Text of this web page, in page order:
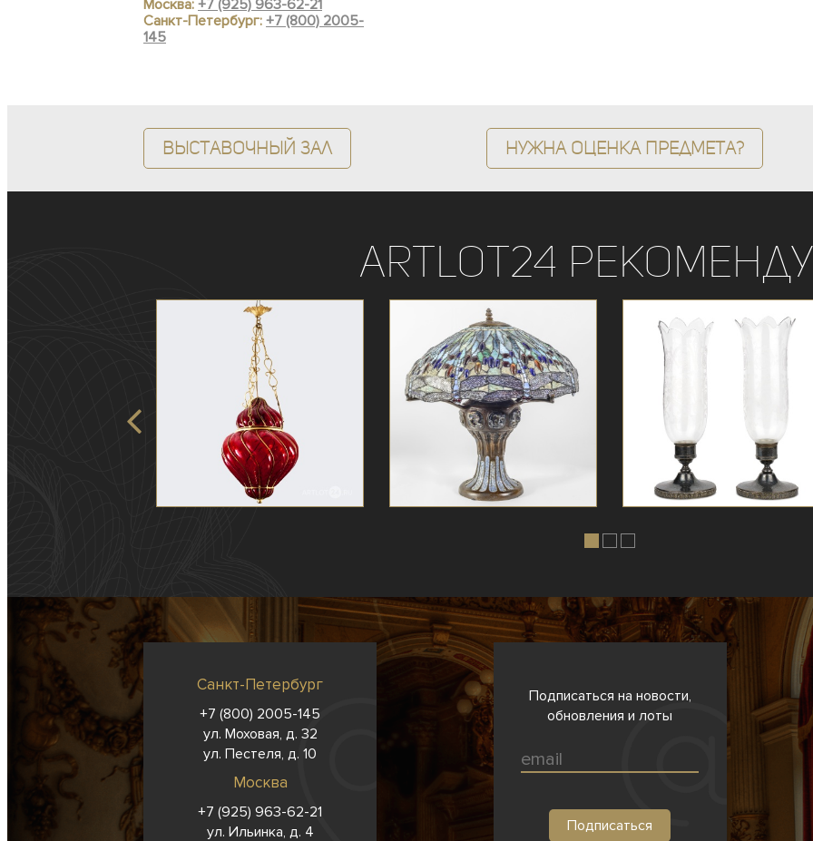
Москва: +7 (925) 963-62-21
Санкт-Петербург: +7 (800) 2005-
145
Выставочный зал Нужна оценка предмета?
ArtLot24
Санкт-Петербург
+7 (800) 2005-145
ул. Моховая, д. 32
ул. Пестеля, д. 10
Москва
+7 (925) 963-62-21
ул. Ильинка, д. 4
Подписаться на новости,
обновления и лоты